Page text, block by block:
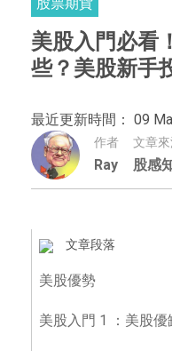
美股入門必看
些？美股新手
最近更新時間： 09
作者
Ray
文章
股感
文章段落
美股優勢
美股入門 1 ：美股優